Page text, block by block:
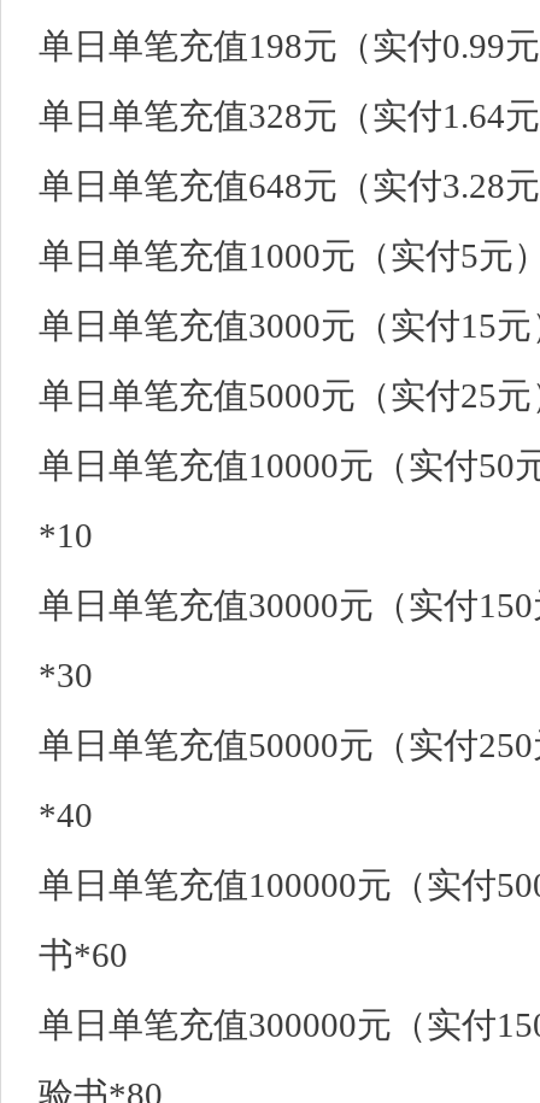
单日单笔充值198元（实付0.99
单日单笔充值328元（实付1.64
单日单笔充值648元（实付3.28
单日单笔充值1000元（实付5元
单日单笔充值3000元（实付15
单日单笔充值5000元（实付25
单日单笔充值10000元（实付50
*10
单日单笔充值30000元（实付
*30
单日单笔充值50000元（实付
*40
单日单笔充值100000元（实付
书*60
单日单笔充值300000元（实付
验书*80